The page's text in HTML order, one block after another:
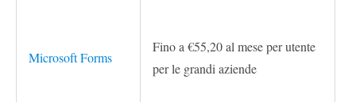
Microsoft Forms
Fino a €55,20 al mese per utente
per le grandi aziende